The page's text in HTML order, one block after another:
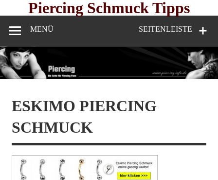
Piercing Schmuck Tipps
SEITENLEISTE
MENÜ
ESKIMO PIERCING
SCHMUCK